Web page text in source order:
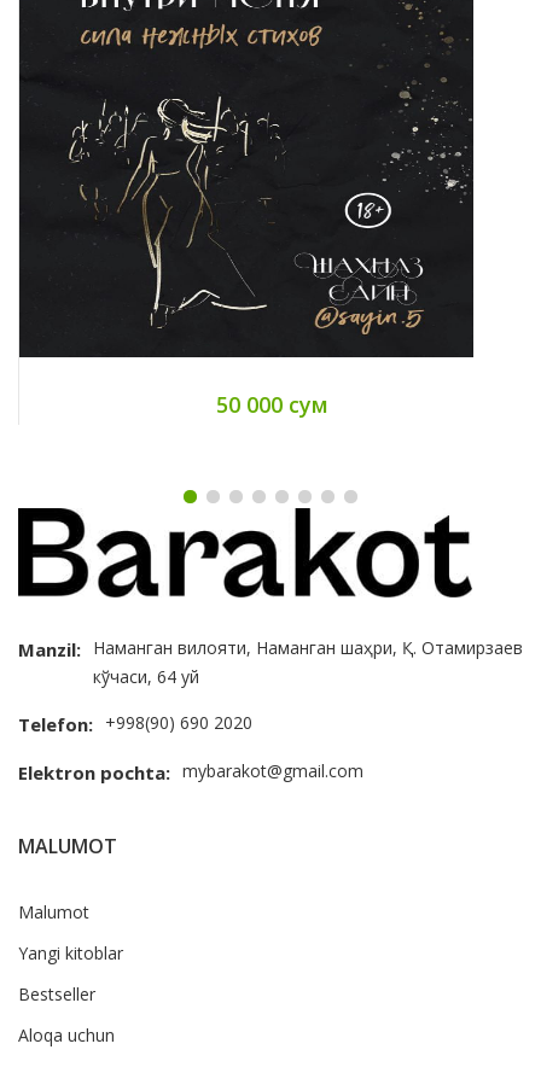
50 000 сум
Manzil: Наманган вилояти, Наманган шаҳри, Қ. Отамирзаев
кўчаси, 64 уй
Telefon: +998(90) 690 2020
Elektron pochta: mybarakot@gmail.com
MALUMOT
Malumot
Yangi kitoblar
Bestseller
Aloqa uchun